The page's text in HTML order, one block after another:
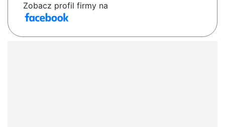
Zobacz profil firmy na